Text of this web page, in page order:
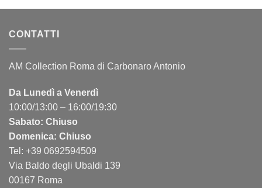
CONTATTI
AM Collection Roma di Carbonaro Antonio
Da Lunedì a Venerdì
10:00/13:00 – 16:00/19:30
Sabato: Chiuso
Domenica: Chiuso
Tel: +39 0692594509
Via Baldo degli Ubaldi 139
00167 Roma